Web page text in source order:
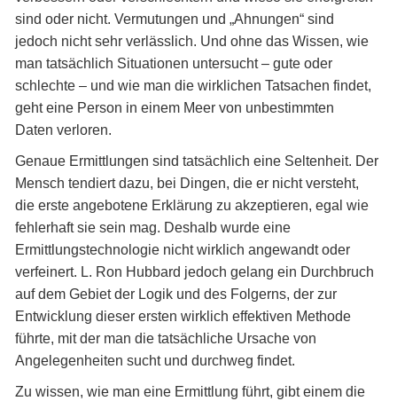
sind oder nicht. Vermutungen und „Ahnungen“ sind
jedoch nicht sehr verlässlich. Und ohne das Wissen, wie
man tatsächlich Situationen untersucht – gute oder
schlechte – und wie man die wirklichen Tatsachen findet,
geht eine Person in einem Meer von unbestimmten
Daten verloren.
Genaue Ermittlungen sind tatsächlich eine Seltenheit. Der
Mensch tendiert dazu, bei Dingen, die er nicht versteht,
die erste angebotene Erklärung zu akzeptieren, egal wie
fehlerhaft sie sein mag. Deshalb wurde eine
Ermittlungstechnologie nicht wirklich angewandt oder
verfeinert. L. Ron Hubbard jedoch gelang ein Durchbruch
auf dem Gebiet der Logik und des Folgerns, der zur
Entwicklung dieser ersten wirklich effektiven Methode
führte, mit der man die tatsächliche Ursache von
Angelegenheiten sucht und durchweg findet.
Zu wissen, wie man eine Ermittlung führt, gibt einem die